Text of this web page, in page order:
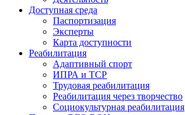
Доступная среда
Паспортизация
Эксперты
Карта доступности
Реабилитация
Адаптивный спорт
ИПРА и ТСР
Трудовая реабилитация
Реабилитация через творчество
Социокультурная реабилитация